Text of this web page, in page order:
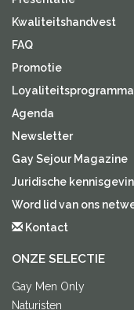
Kwaliteitshandvest
FAQ
Promotie
Loyaliteitsprogramma
Agenda
Newsletter
Gay Sejour Magazine
Juridische
Word lid van ons
Kontact
ONZE SELECTIE
Gay Men Only
Naturisten